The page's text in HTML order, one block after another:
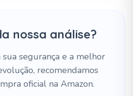
nossa análise?
segurança e a melhor
recomendamos
oficial na Amazon.